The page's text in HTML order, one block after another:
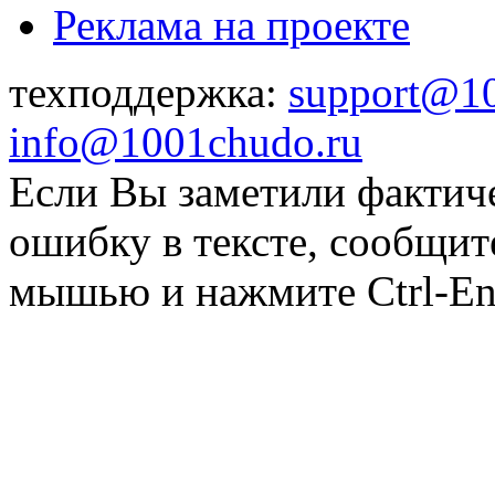
Реклама на проекте
техподдержка:
info@1001chudo.ru
Если Вы заметили
ошибку в тексте,
мышью и нажмите Ctrl-